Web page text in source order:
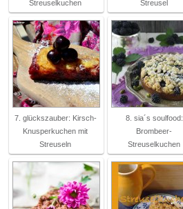
Streuselkuchen
Streusel
7. glückszauber: Kirsch-
Knusperkuchen mit
Streuseln
8. sia´s soulfood:
Brombeer-
Streuselkuchen